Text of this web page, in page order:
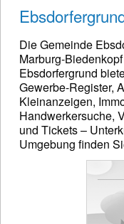
Die Gemeinde
Marburg-
Ebsdorfergrund
Gewerbe-Register,
Kleinanzeigen,
Handwerkersuche,
und Tickets –
Umgebung finden